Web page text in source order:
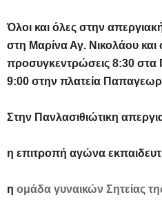
Όλοι και όλες στην
στη Μαρίνα Αγ. Νικολάου και
προσυγκεντρώσεις 8:30 στα
9:00 στην πλατεία
Στην Πανλασιθιώτικη
η επιτροπή αγώνα
η ομάδα γυναικών Σητείας